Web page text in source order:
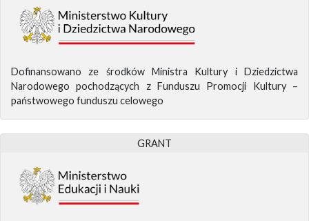
Dofinansowano ze środków Ministra Kultury i Dziedzictwa
Narodowego pochodzących z Funduszu Promocji Kultury –
państwowego funduszu celowego
GRANT